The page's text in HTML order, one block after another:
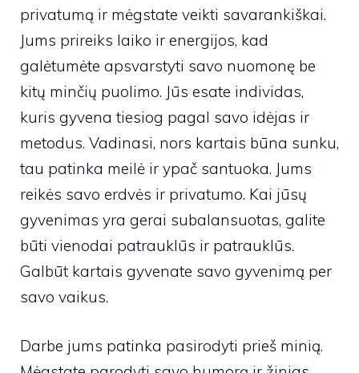
privatumą ir mėgstate veikti savarankiškai.
Jums prireiks laiko ir energijos, kad
galėtumėte apsvarstyti savo nuomonę be
kitų minčių puolimo. Jūs esate individas,
kuris gyvena tiesiog pagal savo idėjas ir
metodus. Vadinasi, nors kartais būna sunku,
tau patinka meilė ir ypač santuoka. Jums
reikės savo erdvės ir privatumo. Kai jūsų
gyvenimas yra gerai subalansuotas, galite
būti vienodai patrauklūs ir patrauklūs.
Galbūt kartais gyvenate savo gyvenimą per
savo vaikus.
Darbe jums patinka pasirodyti prieš minią.